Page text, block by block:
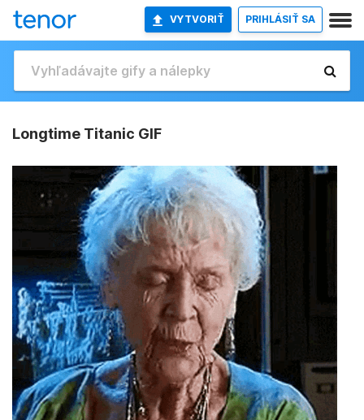
VYTVORIŤ PRIHLÁSIŤ SA
Longtime Titanic GIF